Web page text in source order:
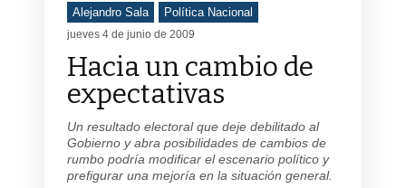
Alejandro Sala Política Nacional
jueves 4 de junio de 2009
Hacia un cambio de
expectativas
Un resultado electoral que deje debilitado al
Gobierno y abra posibilidades de cambios de
rumbo podría modificar el escenario político y
prefigurar una mejoría en la situación general.